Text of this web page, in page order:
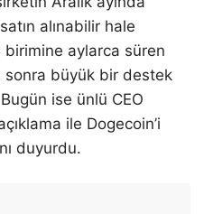
alınabilir hale
aylarca süren
büyük bir destek
Bugün ise ünlü CEO
ile Dogecoin’i
duyurdu.